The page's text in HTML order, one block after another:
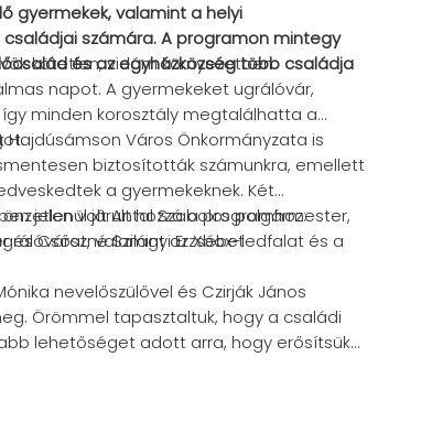
gyermekek, valamint a helyi
számára. A programon mintegy
és az egyházközség több családja
kötetlen, vidám környezetben
napot. A gyermekeket ugrálóvár,
minden korosztály megtalálhatta a
Város Önkormányzata is
biztosították számunkra, emellett
a gyermekeknek. Két
járult hozzá a programhoz:
valamint az Xbox-ledfalat és a
jelen volt Antal Szabolcs polgármester,
Csőszné Szilágyi Erzsébet
nevelőszülővel és Czirják János
Örömmel tapasztaltuk, hogy a családi
lehetőséget adott arra, hogy erősítsük